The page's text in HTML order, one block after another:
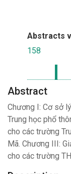
Abstracts
158
Abstract
Chương I: Cơ sở
Trung học phổ
cho các trường
Mã. Chương III:
cho các trường